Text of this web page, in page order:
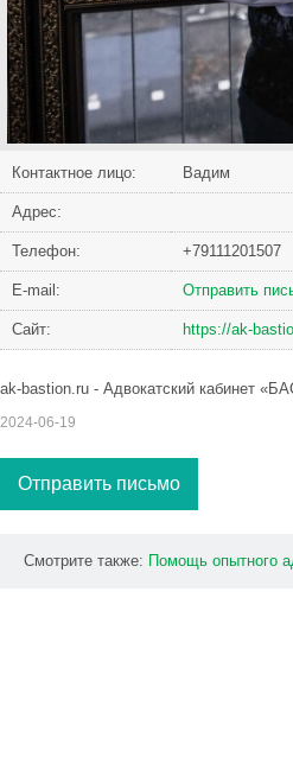
Контактное лицо: Вадим
Адрес:
Телефон: +79111201507
Е-mail: Отправить
Сайт: https://ak-
ak-bastion.ru - Адвокатский кабинет
2024-06-19
Отправить письмо
Смотрите также: Помощь опытного